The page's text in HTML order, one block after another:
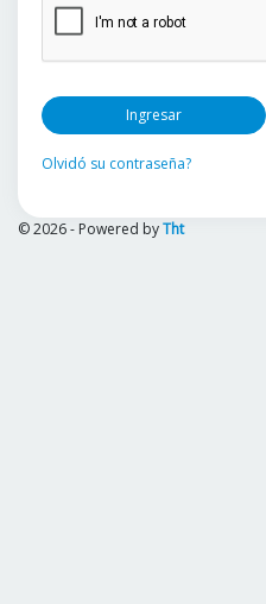
Ingresar
Olvidó su contraseña?
© 2026 - Powered byTht